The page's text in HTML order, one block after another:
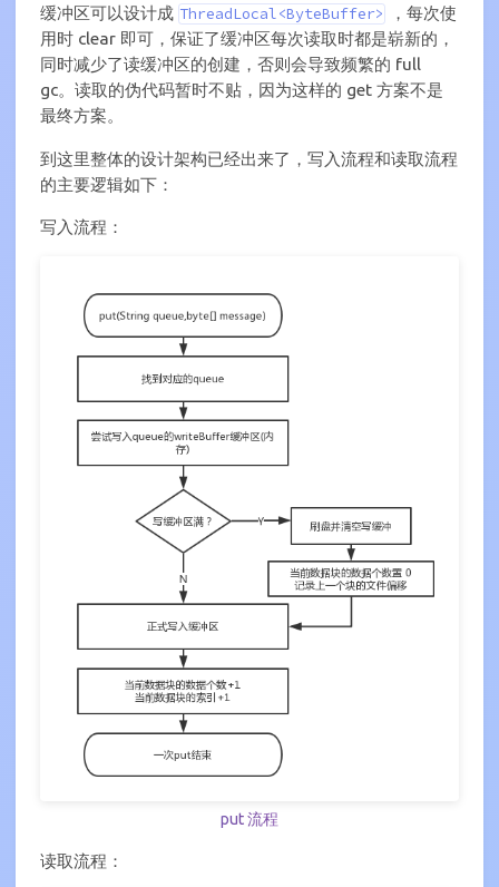
缓冲区可以设计成 ThreadLocal<ByteBuffer>
，每次使
用时 clear 即可，保证了缓冲区每次读取时都是崭新的，
同时减少了读缓冲区的创建，否则会导致频繁的 full
gc。读取的伪代码暂时不贴，因为这样的 get 方案不是
最终方案。
到这里整体的设计架构已经出来了，写入流程和读取流程
的主要逻辑如下：
写入流程：
put 流程
读取流程：